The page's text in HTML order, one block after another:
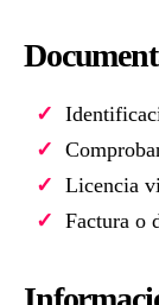
Licencia
Factura o